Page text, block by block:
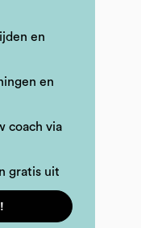
en
en
coach via
gratis uit